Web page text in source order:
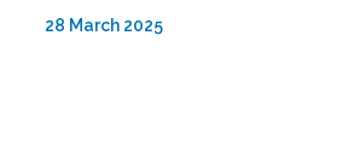
28 March 2025